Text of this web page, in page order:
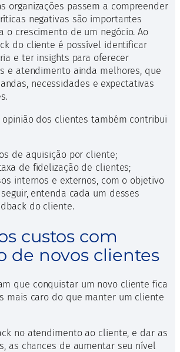
organizações passem a compreender
negativas são importantes
o crescimento de um negócio. Ao
do cliente é possível identificar
e ter insights para oferecer
e atendimento ainda melhores, que
necessidades e expectativas
opinião dos clientes também contribui
de aquisição por cliente;
de fidelização de clientes;
internos e externos, com o objetivo
entenda cada um desses
do cliente.
custos com
de novos clientes
que conquistar um novo cliente fica
mais caro do que manter um cliente
no atendimento ao cliente, e dar as
as chances de aumentar seu nível